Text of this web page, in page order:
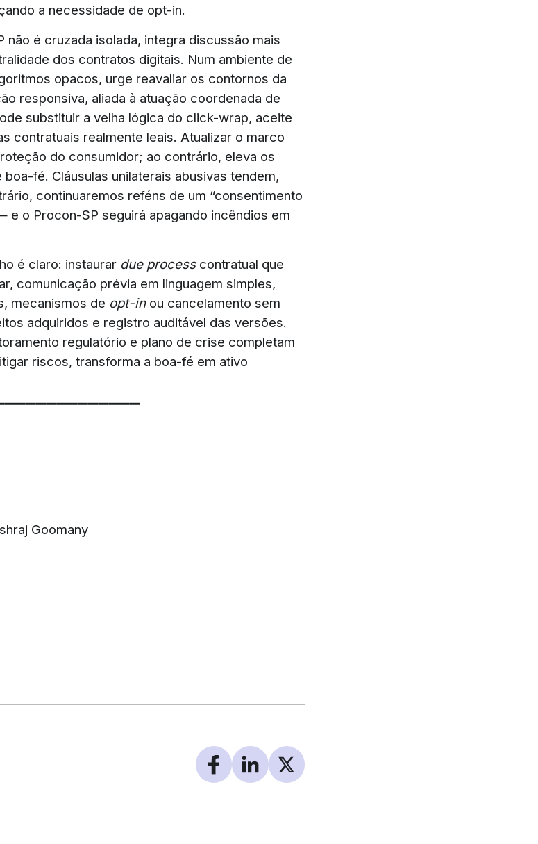
a necessidade de opt-in.
não é cruzada isolada, integra discussão mais
dos contratos digitais. Num ambiente de
opacos, urge reavaliar os contornos da
responsiva, aliada à atuação coordenada de
substituir a velha lógica do click-wrap, aceite
contratuais realmente leais. Atualizar o marco
do consumidor; ao contrário, eleva os
fé. Cláusulas unilaterais abusivas tendem,
continuaremos reféns de um “consentimento
e o Procon-SP seguirá apagando incêndios em
é claro: instaurar due processcontratual que
comunicação prévia em linguagem simples,
mecanismos de opt-inou cancelamento sem
adquiridos e registro auditável das versões.
regulatório e plano de crise completam
riscos, transforma a boa-fé em ativo
Goomany